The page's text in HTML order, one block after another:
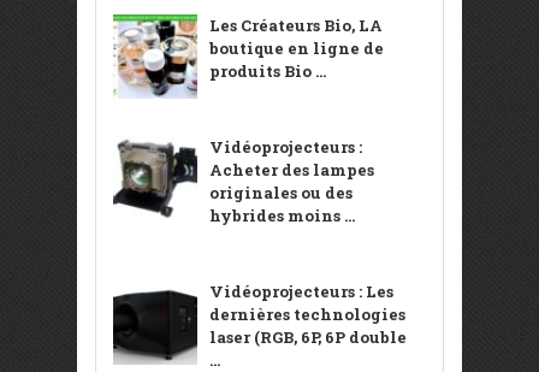
Les Créateurs Bio, LA
boutique en ligne de
produits Bio ...
Vidéoprojecteurs :
Acheter des lampes
originales ou des
hybrides moins ...
Vidéoprojecteurs : Les
dernières technologies
laser (RGB, 6P, 6P double
...